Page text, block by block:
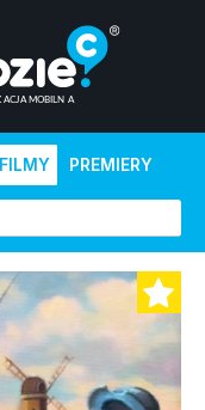
FILMY PREMIERY